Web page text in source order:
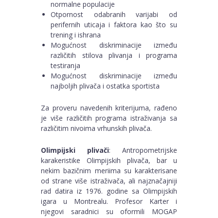
normalne populacije
Otpornost odabranih varijabi od
perifernih uticaja i faktora kao što su
trening i ishrana
Mogućnost diskriminacije između
različitih stilova plivanja i programa
testiranja
Mogućnost diskriminacije između
najboljih plivača i ostatka sportista
Za proveru navedenih kriterijuma, rađeno
je više različitih programa istraživanja sa
različitim nivoima vrhunskih plivača.
Olimpijski plivači: Antropometrijske
karakeristike Olimpijskih plivača, bar u
nekim bazičnim meriima su karakterisane
od strane više istraživača, ali najznačajniji
rad datira iz 1976. godine sa Olimpijskih
igara u Montrealu. Profesor Karter i
njegovi saradnici su oformili MOGAP